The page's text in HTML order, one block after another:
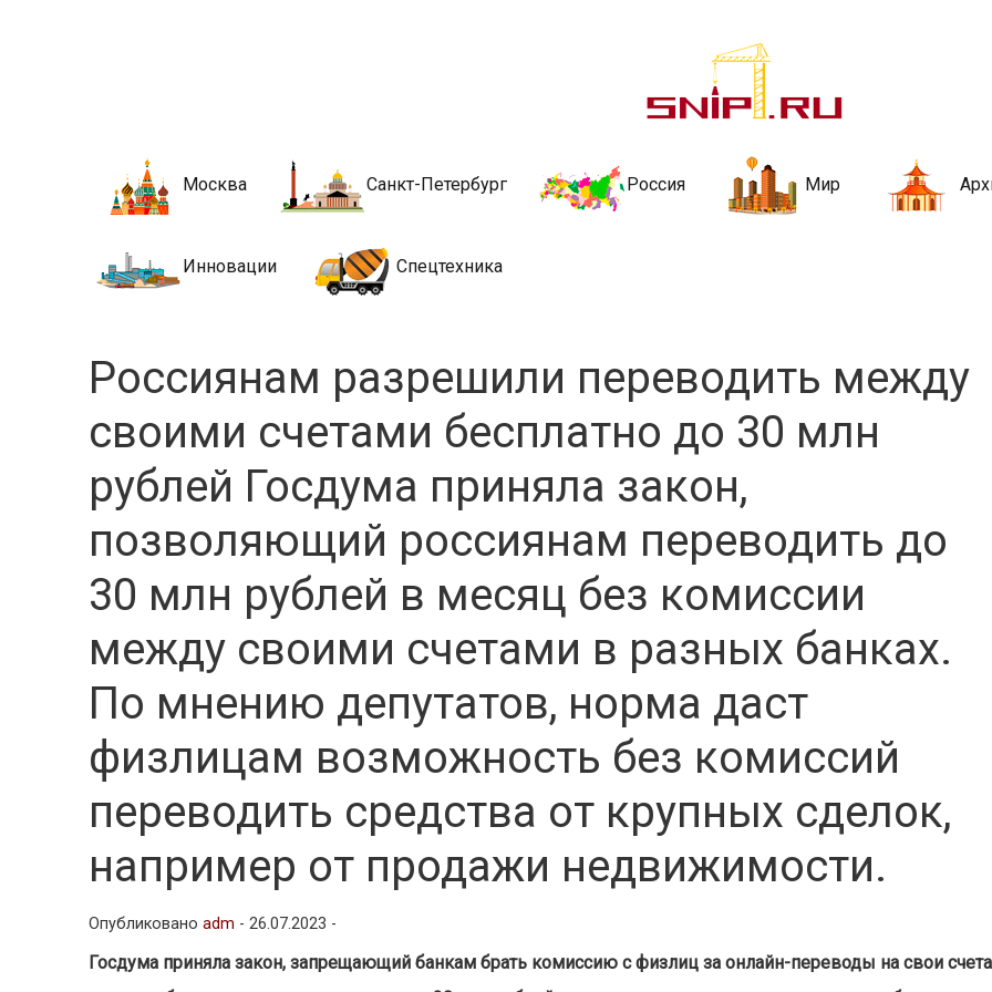
Новости строительства и
стройкой рубрики
Москва Санкт-Петербург Россия Мир
Инновации Спецтехника
Россиянам разрешили переводить между
своими счетами бесплатно до 30 млн
рублей Госдума приняла закон,
позволяющий россиянам переводить до
30 млн рублей в месяц без комиссии
между своими счетами в разных банках.
По мнению депутатов, норма даст
физлицам возможность без комиссий
переводить средства от крупных сделок,
например от продажи недвижимости.
Опубликованоadm -26.07.2023 -
Госдума приняла закон, запрещающий банкам брать комиссию с физлиц за онлайн-переводы на свои счета